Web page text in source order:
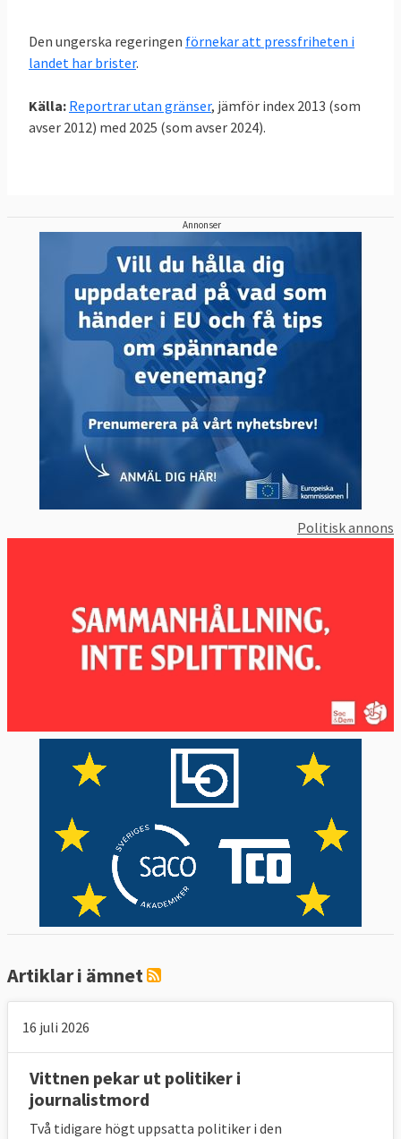
Den ungerska regeringen förnekar att pressfriheten i
landet har brister.
Källa: Reportrar utan gränser, jämför index 2013 (som
avser 2012) med 2025 (som avser 2024).
Annonser
Politisk annons
Artiklar i ämnet
16 juli 2026
Vittnen pekar ut politiker i
journalistmord
Två tidigare högt uppsatta politiker i den